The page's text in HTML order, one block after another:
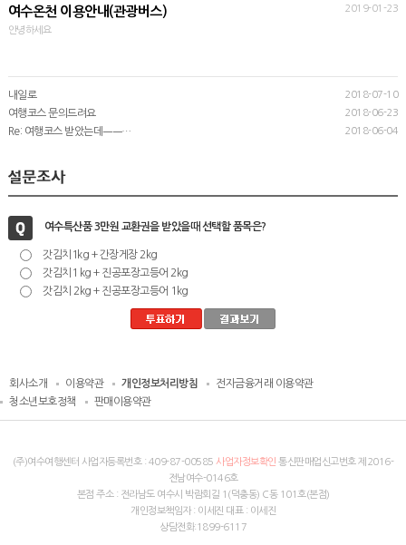
여수온천 이용안내(관광버스)
안녕하세요
2019-01-23
내일로 2018-07-10
여행코스 문의드려요 2018-06-23
Re: 여행코스 받았는데ㅡㅡ… 2018-06-04
여수특산품 3만원 교환권을 받았을때 선택할 품목은?
갓김치1kg + 간장게장 2kg
갓김치1 kg + 진공포장고등어 2kg
갓김치 2kg + 진공포장고등어 1kg
회사소개 이용약관 개인정보처리방침
전자금융거래 이용약관
청소년보호정책
판매이용약관
(주)여수여행센터 사업자등록번호 : 409-87-00585사업자정보확인 통신판매업신고번호 제2016-
전남여수-0146호
본점 주소 : 전라남도 여수시 박람회길 1(덕충동) C동 101호(본점)
개인정보책임자 : 이세진 대표 : 이세진
상담전화:1899-6117